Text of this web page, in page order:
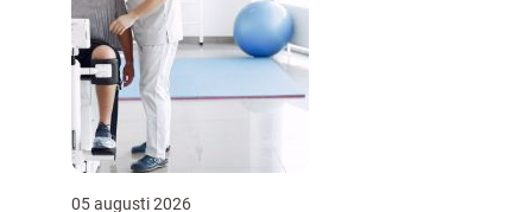
05 augusti 2026